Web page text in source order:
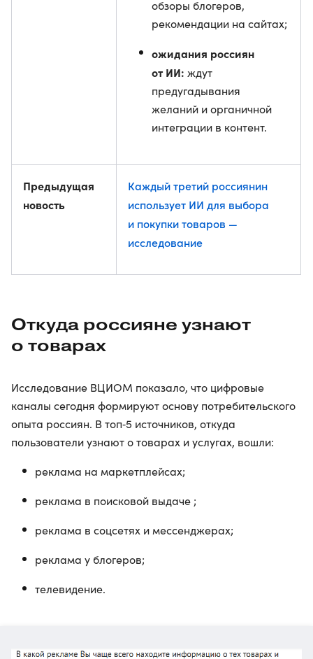
обзоры блогеров,
рекомендации на сайтах;
ожидания россиян
от ИИ: ждут
предугадывания
желаний и органичной
интеграции в контент.
Предыдущая
новость
Каждый третий россиянин
использует ИИ для выбора
и покупки товаров —
исследование
Откуда россияне узнают
о товарах
Исследование ВЦИОМ показало, что цифровые
каналы сегодня формируют основу потребительского
опыта россиян. В топ‑5 источников, откуда
пользователи узнают о товарах и услугах, вошли:
реклама на маркетплейсах;
реклама в поисковой выдаче ;
реклама в соцсетях и мессенджерах;
реклама у блогеров;
телевидение.